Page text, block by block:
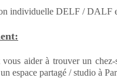
individuelle DELF / DALF
aider à trouver un
espace partagé / studio à